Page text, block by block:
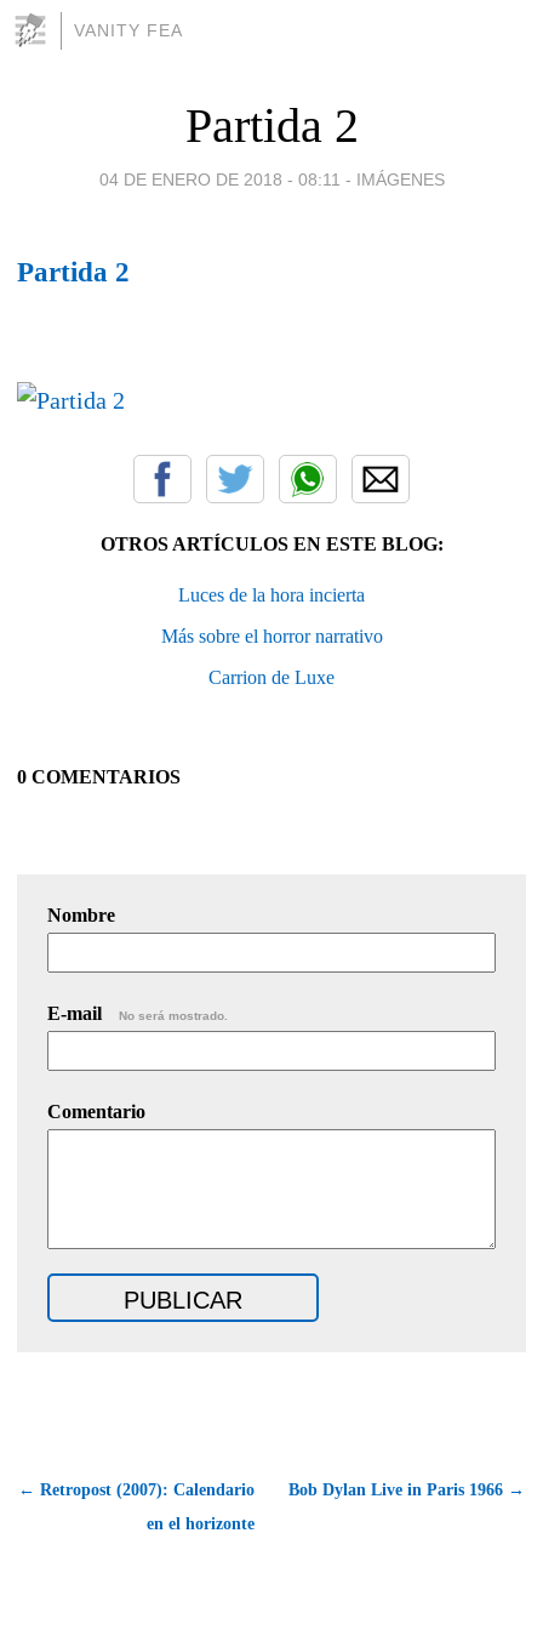
VANITY FEA
Partida 2
04 DE ENERO DE 2018 - 08:11 - IMÁGENES
Partida 2
OTROS ARTÍCULOS EN ESTE BLOG:
Luces de la hora incierta
Más sobre el horror narrativo
Carrion de Luxe
0 COMENTARIOS
Nombre
E-mail No será mostrado.
Comentario
← Retropost (2007): Calendario
en el horizonte
Bob Dylan Live in Paris 1966 →